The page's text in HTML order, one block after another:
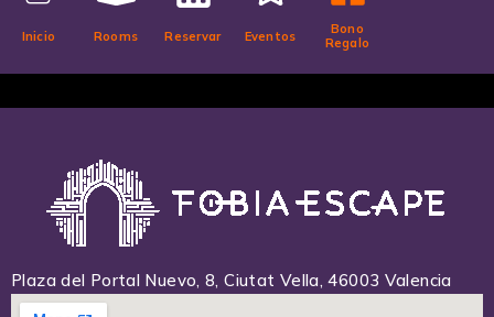
Inicio Rooms Reservar Eventos
Bono
Regalo
Plaza del Portal Nuevo, 8, Ciutat Vella, 46003 Valencia